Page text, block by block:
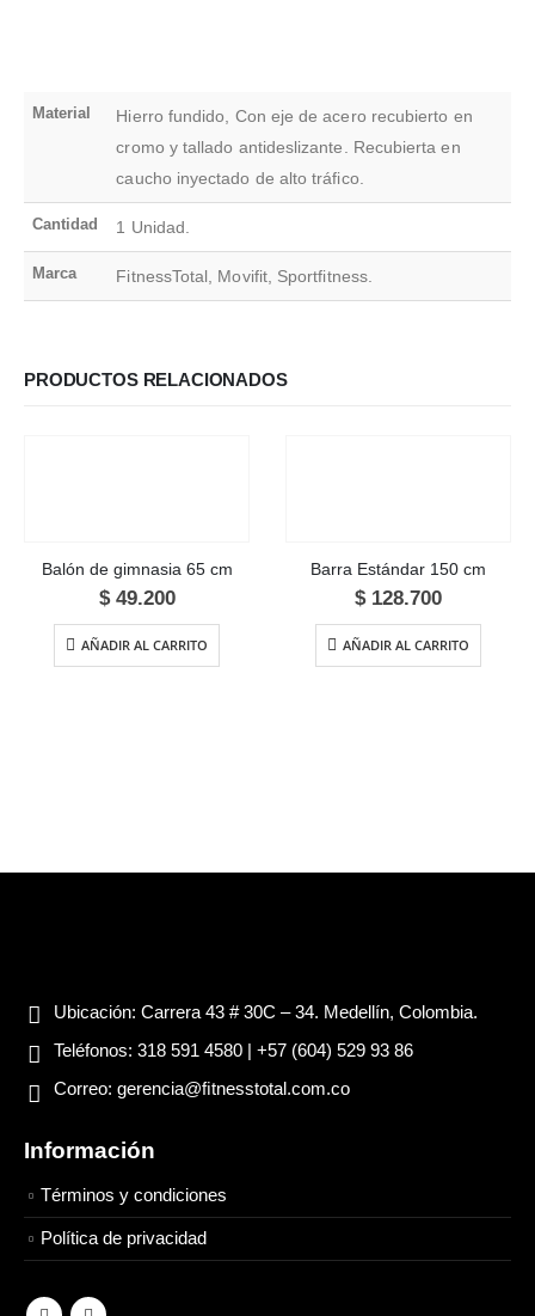
Material
Hierro fundido, Con eje de acero recubierto en
cromo y tallado antideslizante. Recubierta en
caucho inyectado de alto tráfico.
Cantidad 1 Unidad.
Marca FitnessTotal, Movifit, Sportfitness.
PRODUCTOS RELACIONADOS
Balón de gimnasia 65 cm
$49.200
AÑADIR AL CARRITO
Barra Estándar 150 cm
$128.700
AÑADIR AL CARRITO
Ubicación: Carrera 43 # 30C – 34. Medellín, Colombia.
Teléfonos: 318 591 4580 | +57 (604) 529 93 86
Correo: gerencia@ﬁtnesstotal.com.co
Información
Términos y condiciones
Política de privacidad